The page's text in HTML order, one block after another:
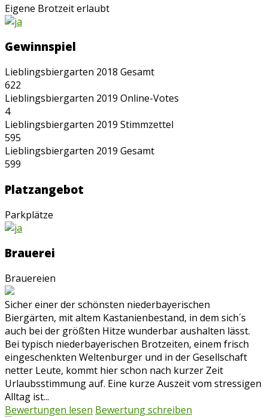
Eigene Brotzeit erlaubt
Gewinnspiel
Lieblingsbiergarten 2018 Gesamt
622
Lieblingsbiergarten 2019 Online-Votes
4
Lieblingsbiergarten 2019 Stimmzettel
595
Lieblingsbiergarten 2019 Gesamt
599
Platzangebot
Parkplätze
Brauerei
Brauereien
Sicher einer der schönsten niederbayerischen
Biergärten, mit altem Kastanienbestand, in dem sich´s
auch bei der größten Hitze wunderbar aushalten lässt.
Bei typisch niederbayerischen Brotzeiten, einem frisch
eingeschenkten Weltenburger und in der Gesellschaft
netter Leute, kommt hier schon nach kurzer Zeit
Urlaubsstimmung auf. Eine kurze Auszeit vom stressigen
Alltag ist...
Bewertungen lesen Bewertung schreiben